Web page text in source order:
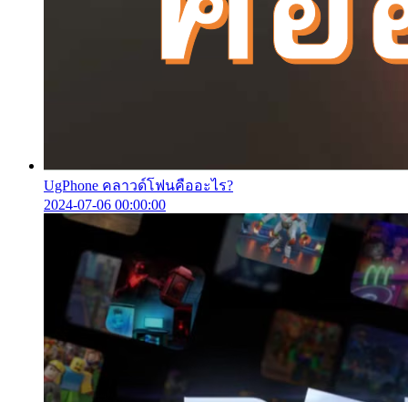
UgPhone คลาวด์โฟนคืออะไร?
2024-07-06 00:00:00